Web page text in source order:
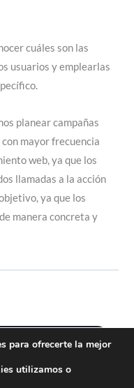
cuáles son las
usuarios y emplearlas
planear campañas
mayor frecuencia
web, ya que los
llamadas a la acción
ya que los
manera concreta y
para ofrecerte la mejor
utilizamos o